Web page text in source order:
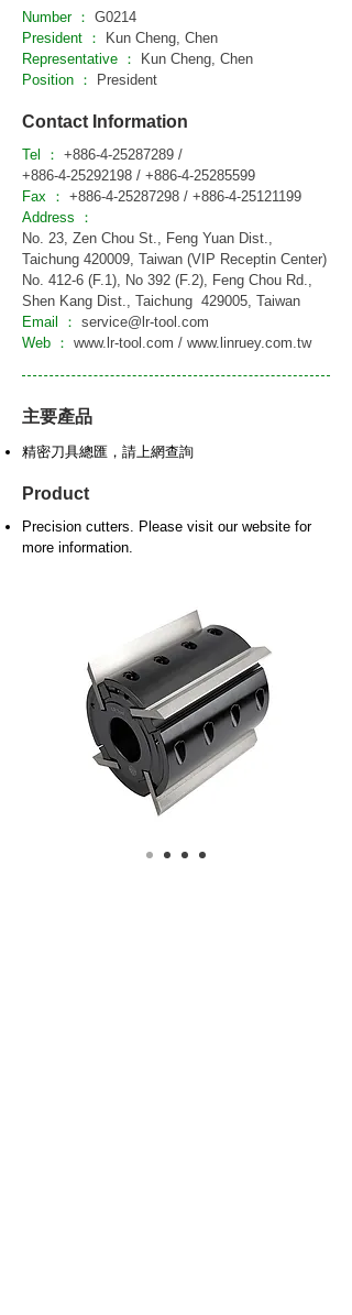
Number ： G0214
President ：
Kun Cheng, Chen
Representative ：
Kun Cheng, Chen
Position ：
President
Contact Information
Tel ： +886-4-25287289 /
+886-4-25292198 / +886-4-25285599
Fax ： +886-4-25287298 / +886-4-25121199
Address ：
No. 23, Zen Chou St., Feng Yuan Dist.,
Taichung 420009, Taiwan (VIP Receptin Center)
No. 412-6 (F.1), No 392 (F.2), Feng Chou Rd.,
Shen Kang Dist., Taichung 429005, Taiwan
Email ： service@lr-tool.com
Web ： www.lr-tool.com / www.linruey.com.tw
主要產品
精密刀具總匯，請上網查詢
Product
Precision cutters. Please visit our website for
more information.